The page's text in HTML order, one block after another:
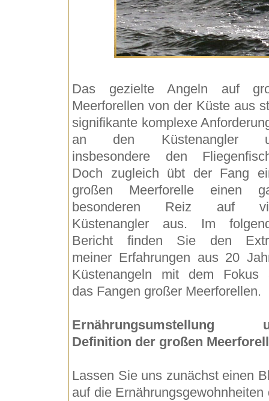
Das gezielte Angeln auf
Meerforellen von der Küste aus
signifikante komplexe
an den Küstenangler
insbesondere den
Doch zugleich übt der Fang
großen Meerforelle einen
besonderen Reiz auf
Küstenangler aus. Im
Bericht finden Sie den
meiner Erfahrungen aus 20
Küstenangeln mit dem Fokus
das Fangen großer Meerforellen.
Ernährungsumstellung
Definition der großen
Lassen Sie uns zunächst einen
auf die Ernährungsgewohnheiten